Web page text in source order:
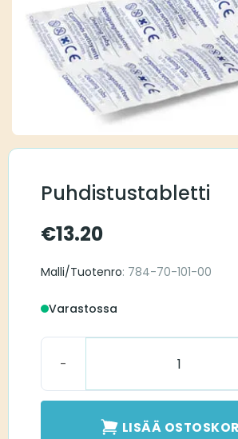
Puhdistustabletti
€13.20
Malli/Tuotenro: 784-70-101-00
Varastossa
LISÄÄ